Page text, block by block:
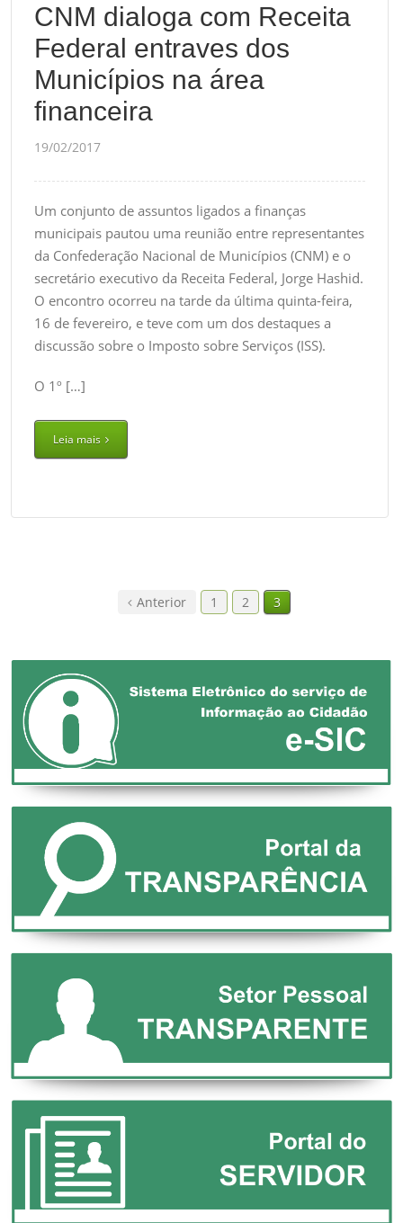
CNM dialoga com Receita
Federal entraves dos
Municípios na área
financeira
19/02/2017
Um conjunto de assuntos ligados a finanças
municipais pautou uma reunião entre representantes
da Confederação Nacional de Municípios (CNM) e o
secretário executivo da Receita Federal, Jorge Hashid.
O encontro ocorreu na tarde da última quinta-feira,
16 de fevereiro, e teve com um dos destaques a
discussão sobre o Imposto sobre Serviços (ISS).
O 1º […]
Leia mais
Anterior 1 2 3